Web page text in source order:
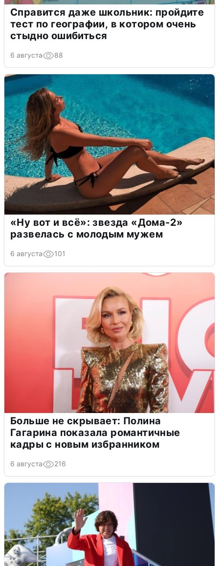
Справится даже школьник: пройдите
тест по географии, в котором очень
стыдно ошибиться
6 августа 88
«Ну вот и всё»: звезда «Дома-2»
развелась с молодым мужем
6 августа 101
Больше не скрывает: Полина
Гагарина показала романтичные
кадры с новым избранником
6 августа 216